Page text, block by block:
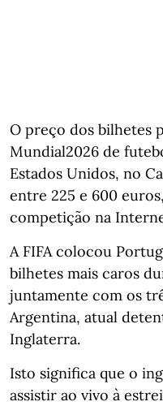
O preço dos bilhetes
Mundial2026 de
Estados Unidos, no
entre 225 e 600
competição na
A FIFA colocou
bilhetes mais caros
juntamente com os
Argentina, atual
Inglaterra.
Isto significa que o
assistir ao vivo à